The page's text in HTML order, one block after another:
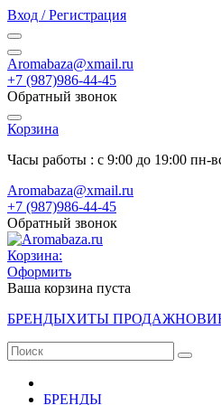
Вход / Регистрация
Aromabaza@xmail.ru
+7 (987)986-44-45
Обратный звонок
Корзина
Часы работы : с 9:00 до 19:00 пн-
Aromabaza@xmail.ru
+7 (987)986-44-45
Обратный звонок
Корзина:
Оформить
Ваша корзина пуста
БРЕНДЫХИТЫ ПРОДАЖ
БРЕНДЫ